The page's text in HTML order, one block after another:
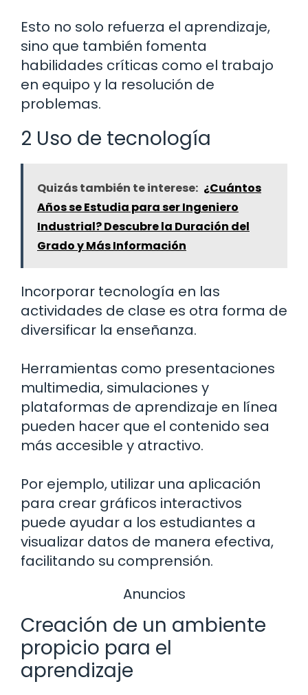
Esto no solo refuerza el aprendizaje,
sino que también fomenta
habilidades críticas como el trabajo
en equipo y la resolución de
problemas.
2 Uso de tecnología
Quizás también te interese: ¿Cuántos
Años se Estudia para ser Ingeniero
Industrial? Descubre la Duración del
Grado y Más Información
Incorporar tecnología en las
actividades de clase es otra forma de
diversificar la enseñanza.
Herramientas como presentaciones
multimedia, simulaciones y
plataformas de aprendizaje en línea
pueden hacer que el contenido sea
más accesible y atractivo.
Por ejemplo, utilizar una aplicación
para crear gráficos interactivos
puede ayudar a los estudiantes a
visualizar datos de manera efectiva,
facilitando su comprensión.
Anuncios
Creación de un ambiente
propicio para el
aprendizaje